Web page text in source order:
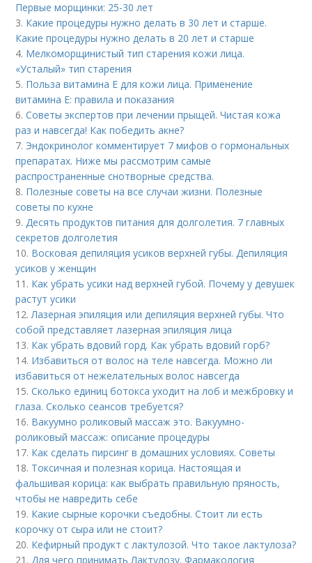
Первые морщинки: 25-30 лет
3. Какие процедуры нужно делать в 30 лет и старше.
Какие процедуры нужно делать в 20 лет и старше
4. Мелкоморщинистый тип старения кожи лица.
«Усталый» тип старения
5. Польза витамина Е для кожи лица. Применение
витамина E: правила и показания
6.Советы экспертов при лечении прыщей. Чистая кожа
раз и навсегда! Как победить акне?
7. Эндокринолог комментирует 7 мифов о гормональных
препаратах. Ниже мы рассмотрим самые
распространенные снотворные средства.
8. Полезные советы на все случаи жизни. Полезные
советы по кухне
9.Десять продуктов питания для долголетия. 7 главных
секретов долголетия
10. Восковая депиляция усиков верхней губы. Депиляция
усиков у женщин
11. Как убрать усики над верхней губой. Почему у девушек
растут усики
12.Лазерная эпиляция или депиляция верхней губы. Что
собой представляет лазерная эпиляция лица
13. Как убрать вдовий горд. Как убрать вдовий горб?
14. Избавиться от волос на теле навсегда. Можно ли
избавиться от нежелательных волос навсегда
15.Сколько единиц ботокса уходит на лоб и межбровку и
глаза. Сколько сеансов требуется?
16. Вакуумно роликовый массаж это. Вакуумно-
роликовый массаж: описание процедуры
17. Как сделать пирсинг в домашних условиях. Советы
18. Токсичная и полезная корица. Настоящая и
фальшивая корица: как выбрать правильную пряность,
чтобы не навредить себе
19. Какие сырные корочки съедобны. Стоит ли есть
корочку от сыра или не стоит?
20. Кефирный продукт с лактулозой. Что такое лактулоза?
21.Для чего принимать Лактулозу. Фармакология